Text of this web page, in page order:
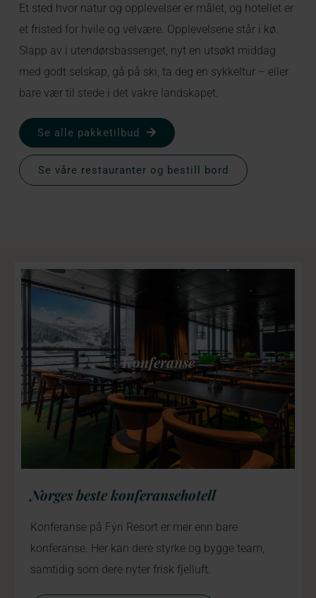
Et sted hvor natur og opplevelser er målet, og hotellet er
et fristed for hvile og velvære. Opplevelsene står i kø.
Slapp av i utendørsbassenget, nyt en utsøkt middag
med godt selskap, gå på ski, ta deg en sykkeltur – eller
bare vær til stede i det vakre landskapet.
Se alle pakketilbud
Se våre restauranter og bestill bord
Konferanse
Norges beste konferansehotell
Konferanse på Fýri Resort er mer enn bare
konferanse. Her kan dere styrke og bygge team,
samtidig som dere nyter frisk fjelluft.